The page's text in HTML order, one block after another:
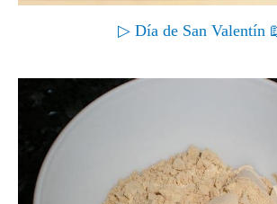
▷ Día de San Valentín